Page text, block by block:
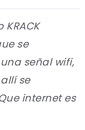
se
señal wifi,
se
internet es